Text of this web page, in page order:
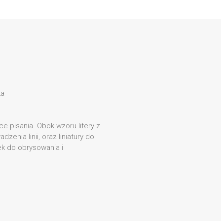
pisania. Obok wzoru litery z
linii, oraz liniatury do
do obrysowania i